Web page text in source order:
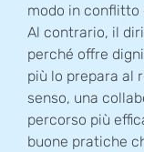
modo in conflitto
Al contrario, il
perché offre
più lo prepara al
senso, una
percorso più
buone pratiche